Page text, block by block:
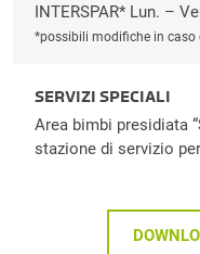
INTERSPAR* Lun. –
*possibili modifiche in caso
SERVIZI SPECIALI
Area bimbi presidiata
stazione di servizio